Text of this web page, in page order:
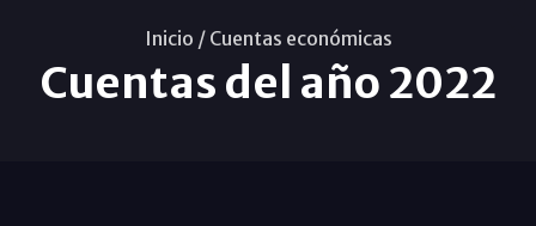
Inicio / Cuentas económicas
Cuentas del año 2022